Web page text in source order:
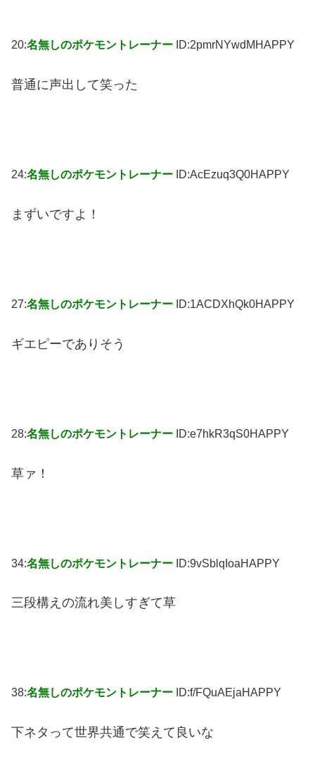
20:名無しのポケモントレーナー ID:2pmrNYwdMHAPPY
普通に声出して笑った
24:名無しのポケモントレーナー ID:AcEzuq3Q0HAPPY
まずいですよ！
27:名無しのポケモントレーナー ID:1ACDXhQk0HAPPY
ギエピーでありそう
28:名無しのポケモントレーナー ID:e7hkR3qS0HAPPY
草ァ！
34:名無しのポケモントレーナー ID:9vSblqIoaHAPPY
三段構えの流れ美しすぎて草
38:名無しのポケモントレーナー ID:f/FQuAEjaHAPPY
下ネタって世界共通で笑えて良いな